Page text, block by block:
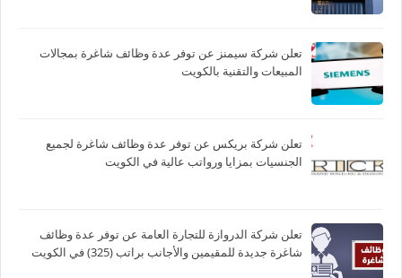
تعلن شركة سيمنز عن توفر عدة وظائف شاغرة بمجالات
المبيعات والتقنية بالكويت
تعلن شركة بريكس عن توفر عدة وظائف شاغرة لجميع
الجنسيات بمزايا ورواتب عالية في الكويت
تعلن شركة الدروازة للتجارة العامة عن توفر عدة وظائف
شاغرة جديدة للمقيمين والأجانب براتب (325) في الكويت